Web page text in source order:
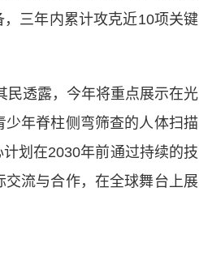
三年内累计攻克近10项关键
透露，今年将重点展示在光
年脊柱侧弯筛查的人体扫描
划在2030年前通过持续的技
流与合作，在全球舞台上展